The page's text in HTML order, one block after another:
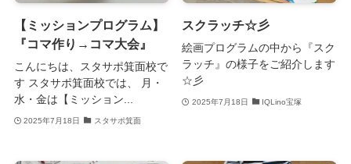
【ミッションプログラム】
『コマ作り→コマ大会』
こんにちは、スタサポ箕面校で
す スタサポ箕面校では、 月・
水・金は【ミッション...
2025年7月18日 スタサポ箕面
スクラッチ☆彡
絵画プログラムの中から『スク
ラッチ』の様子をご紹介します
☆彡
2025年7月18日 IQLino宝塚